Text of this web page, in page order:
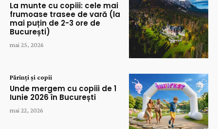
La munte cu copiii: cele mai
frumoase trasee de vară (la
mai puțin de 2-3 ore de
București)
mai 25, 2026
Părinți și copii
Unde mergem cu copiii de 1
Iunie 2026 în București
mai 22, 2026